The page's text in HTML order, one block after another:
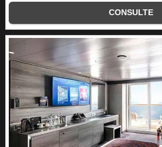
CONSULTE